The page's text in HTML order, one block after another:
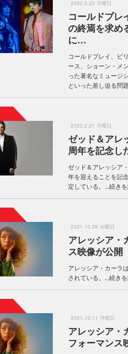
2022.5.23 月曜日
コールドプレ
の終焉を求め
に…
コールドプレイ、ビ
ース、ショーン・メ
った著名なミュージ
といった差し迫る問
2022.2.21 月曜日
ゼッド＆アレ
周年を記念し
ゼッド＆アレッシア
年を迎えることを記
定している。...続き
2021.10.26 火曜日
アレッシア・
ス映像が公開
アレッシア・カーラ
されている。...続き
2021.10.11 月曜日
アレッシア・
フォーマンス